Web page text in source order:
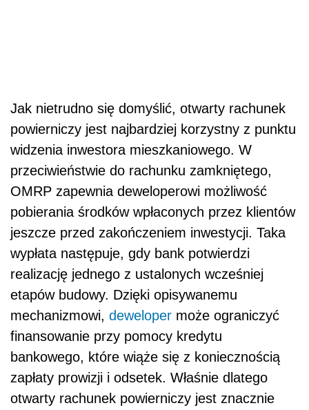
Jak nietrudno się domyślić, otwarty rachunek
powierniczy jest najbardziej korzystny z punktu
widzenia inwestora mieszkaniowego. W
przeciwieństwie do rachunku zamkniętego,
OMRP zapewnia deweloperowi możliwość
pobierania środków wpłaconych przez klientów
jeszcze przed zakończeniem inwestycji. Taka
wypłata następuje, gdy bank potwierdzi
realizację jednego z ustalonych wcześniej
etapów budowy. Dzięki opisywanemu
mechanizmowi, deweloper może ograniczyć
finansowanie przy pomocy kredytu
bankowego, które wiąże się z koniecznością
zapłaty prowizji i odsetek. Właśnie dlatego
otwarty rachunek powierniczy jest znacznie